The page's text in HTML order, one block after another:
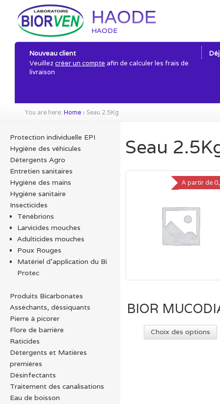
HAODE
HAODE
Nouveau client
Veuillez créer un compte afin de calculer les frais de
livraison
You are here: Home › Seau 2.5Kg
Seau
BIOR
A partir de
Choix des options
Protection individuelle EPI
Hygiène des véhicules
Détergents Agro
Entretien sanitaires
Hygiène des mains
Hygiène sanitaire
Insecticides
Ténébrions
Larvicides mouches
Adulticides mouches
Poux Rouges
Matériel d’application du Bi
Protec
Produits Bicarbonates
Asséchants, déssiquants
Pierre à picorer
Flore de barrière
Raticides
Détergents et Matières
premières
Désinfectants
Traitement des canalisations
Eau de boisson